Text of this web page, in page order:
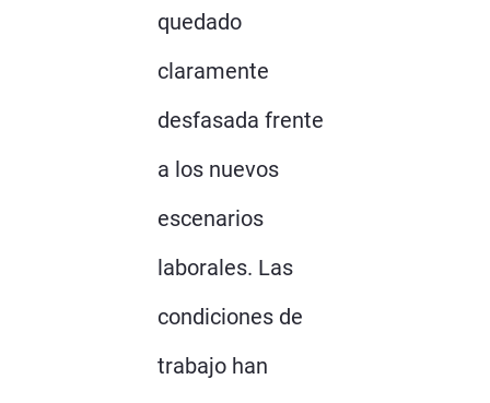
quedado
claramente
desfasada frente
a los nuevos
escenarios
laborales. Las
condiciones de
trabajo han